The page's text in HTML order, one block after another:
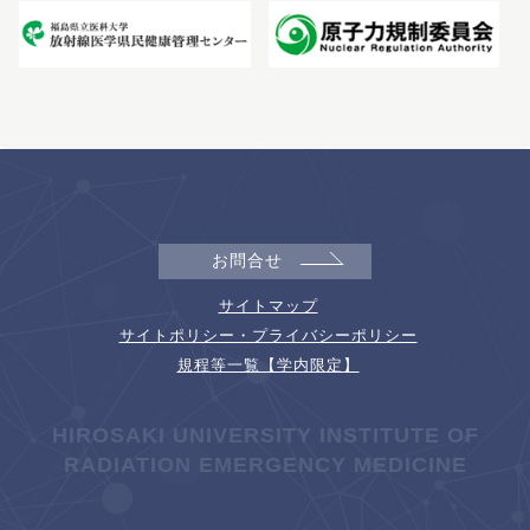
お問合せ
サイトマップ
サイトポリシー・プライバシーポリシー
規程等一覧【学内限定】
HIROSAKI UNIVERSITY INSTITUTE OF
RADIATION EMERGENCY MEDICINE